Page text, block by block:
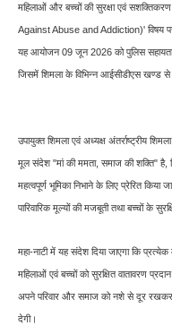
महिलाओं और बच्चों की सुरक्षा एवं
Against Abuse and Addiction)' विषय पर
यह आयोजन 09 जून 2026 को पुलिस
जिसमें शिमला के विभिन्न आईसीडीएस खण्ड से
उपायुक्त शिमला एवं अध्यक्ष अंतर्राष्ट्रीय
मूल संदेश "मां की ममता, समाज की शक्ति" है,
महत्वपूर्ण भूमिका निभाने के लिए प्रेरित
पारिवारिक मूल्यों की मजबूती तथा बच्चों के
महा-नाटी में यह संदेश दिया जाएगा कि
महिलाओं एवं बच्चों को सुरक्षित वातावरण
अपने परिवार और समाज को नशे से दूर
देगी।